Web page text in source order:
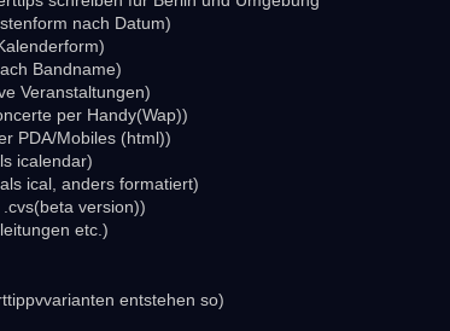
nach Datum)
Bandname)
Veranstaltungen)
per Handy(Wap))
PDA/Mobiles (html))
icalendar)
ical, anders formatiert)
version))
etc.)
entstehen so)